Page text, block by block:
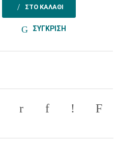
ΣΤΟ ΚΑΛΑΘΙ
ΣΥΓΚΡΙΣΗ